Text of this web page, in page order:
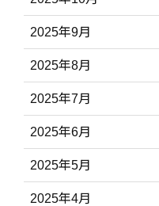
2025年9月
2025年8月
2025年7月
2025年6月
2025年5月
2025年4月